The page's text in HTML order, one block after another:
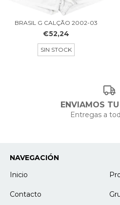
BRASIL G CALÇÃO 2002-03
€52,24
SIN STOCK
ENVIAMOS
Entregas a
NAVEGACIÓN
Inicio
Contacto